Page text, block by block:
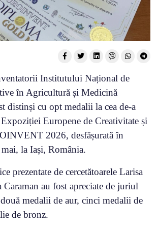
Institutului Național de
în Agricultură și Medicină
distinși cu opt medalii la cea de-a
Europene de Creativitate și
2026, desfășurată în
la Iași, România.
prezentate de cercetătoarele Larisa
Caraman au fost apreciate de juriul
medalii de aur, cinci medalii de
de bronz.